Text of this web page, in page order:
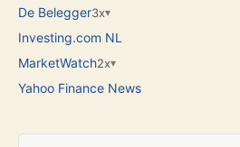
De Belegger3x▾
Investing.com NL
MarketWatch2x▾
Yahoo Finance News